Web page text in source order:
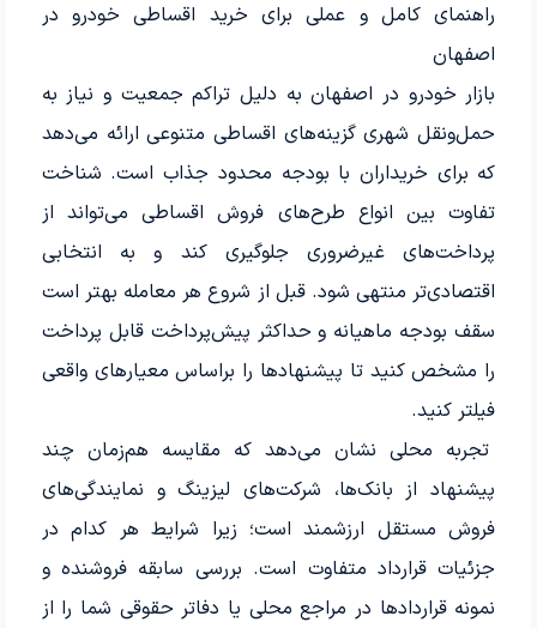
راهنمای کامل و عملی برای خرید اقساطی خودرو در
اصفهان
بازار خودرو در اصفهان به دلیل تراکم جمعیت و نیاز به
حمل‌ونقل شهری گزینه‌های اقساطی متنوعی ارائه می‌دهد
که برای خریداران با بودجه محدود جذاب است. شناخت
تفاوت بین انواع طرح‌های فروش اقساطی می‌تواند از
پرداخت‌های غیرضروری جلوگیری کند و به انتخابی
اقتصادی‌تر منتهی شود. قبل از شروع هر معامله بهتر است
سقف بودجه ماهیانه و حداکثر پیش‌پرداخت قابل پرداخت
را مشخص کنید تا پیشنهادها را براساس معیارهای واقعی
فیلتر کنید.
تجربه محلی نشان می‌دهد که مقایسه هم‌زمان چند
پیشنهاد از بانک‌ها، شرکت‌های لیزینگ و نمایندگی‌های
فروش مستقل ارزشمند است؛ زیرا شرایط هر کدام در
جزئیات قرارداد متفاوت است. بررسی سابقه فروشنده و
نمونه قراردادها در مراجع محلی یا دفاتر حقوقی شما را از